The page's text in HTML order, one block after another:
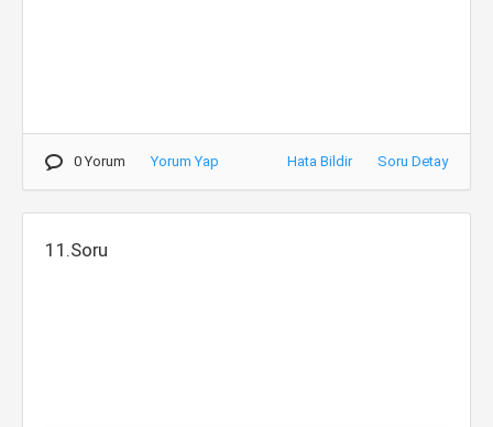
0 Yorum Yorum Yap Hata Bildir Soru Detay
11.Soru